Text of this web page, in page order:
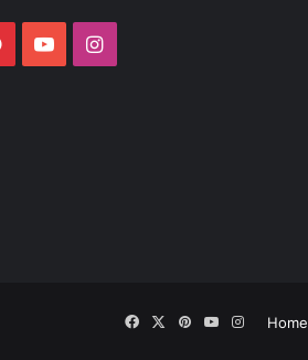
PinterestYouTubeInstagram
Home
FacebookPinterestYouTube
Instagram